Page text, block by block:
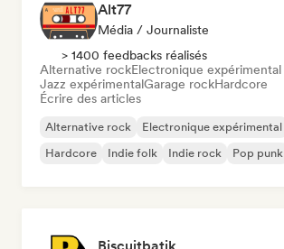
Alt77
Média / Journaliste
> 1400 feedbacks réalisés
Alternative rockElectronique expérimental
Jazz expérimentalGarage rockHardcore
Écrire des articles
Alternative rock Electronique expérimental
Hardcore
Indie folk Indie rock Pop punk